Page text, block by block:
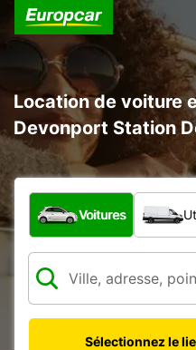
Location de voiture
Devonport Station
Quel type de véhicule ?
Voitures
Sélectionnez le